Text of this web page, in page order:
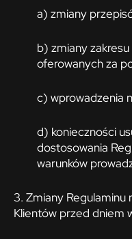
a) zmiany
b) zmiany
oferowanych za
c) wprowadzenia
d) konieczności
dostosowania
warunków
3. Zmiany
Klientów przed dniem